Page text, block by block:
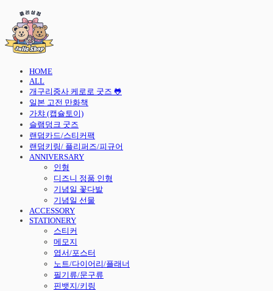
HOME
ALL
개구리중사 케로로 굿즈 🐸
일본 고전 만화책
가챠 (캡슐토이)
슬램덩크 굿즈
랜덤카드/스티커팩
랜덤키링/ 플리퍼즈/피규어
ANNIVERSARY
인형
디즈니 정품 인형
기념일 꽃다발
기념일 선물
ACCESSORY
STATIONERY
스티커
메모지
엽서/포스터
노트/다이어리/플래너
필기류/문구류
핀뱃지/키링